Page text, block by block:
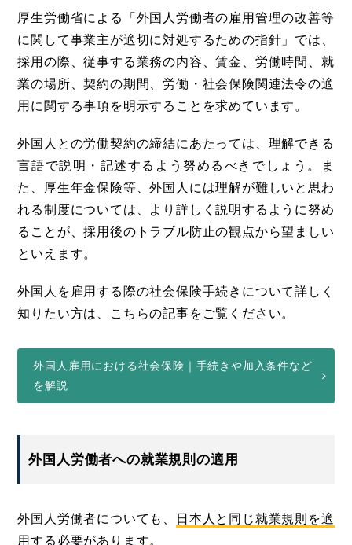
厚生労働省による「外国人労働者の雇用管理の改善等
に関して事業主が適切に対処するための指針」では、
採用の際、従事する業務の内容、賃金、労働時間、就
業の場所、契約の期間、労働・社会保険関連法令の適
用に関する事項を明示することを求めています。
外国人との労働契約の締結にあたっては、理解できる
言語で説明・記述するよう努めるべきでしょう。ま
た、厚生年金保険等、外国人には理解が難しいと思わ
れる制度については、より詳しく説明するように努め
ることが、採用後のトラブル防止の観点から望ましい
といえます。
外国人を雇用する際の社会保険手続きについて詳しく
知りたい方は、こちらの記事をご覧ください。
外国人雇用における社会保険｜手続きや加入条件など
を解説
外国人労働者への就業規則の適用
外国人労働者についても、
日本人と同じ就業規則を適
用する必要があります。